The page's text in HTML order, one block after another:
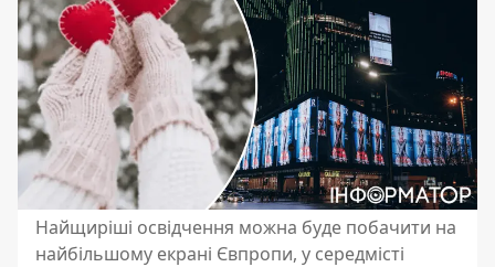
Найщиріші освідчення можна буде побачити на
найбільшому екрані Євпропи, у середмісті